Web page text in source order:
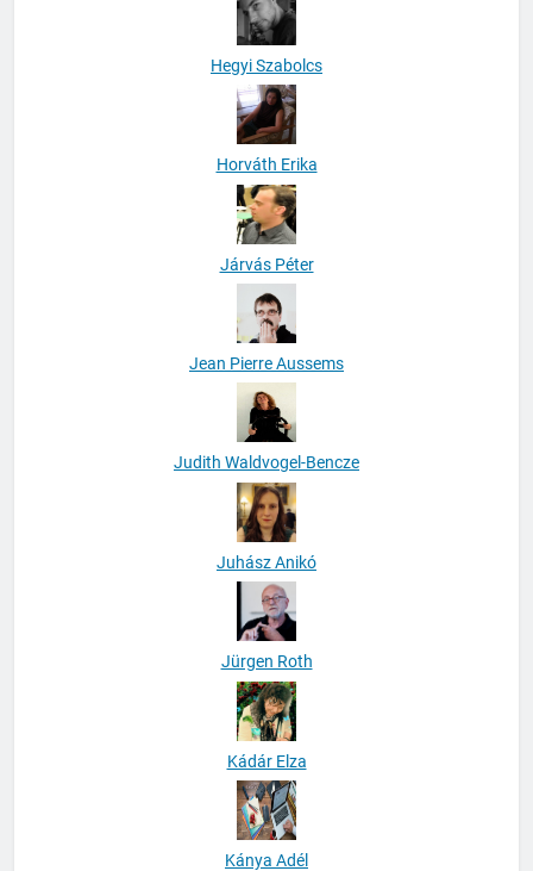
Hegyi Szabolcs
Horváth Erika
Járvás Péter
Jean Pierre Aussems
Judith Waldvogel-Bencze
Juhász Anikó
Jürgen Roth
Kádár Elza
Kánya Adél